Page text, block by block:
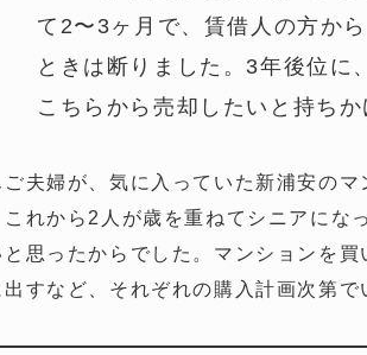
て2〜3ヶ月で、賃借人の方か
ときは断りました。3年後位に
こちらから売却したいと持ちか
夫婦が、気に入っていた新浦安の
れから2人が歳を重ねてシニアにな
と思ったからでした。マンションを
出すなど、それぞれの購入計画次第